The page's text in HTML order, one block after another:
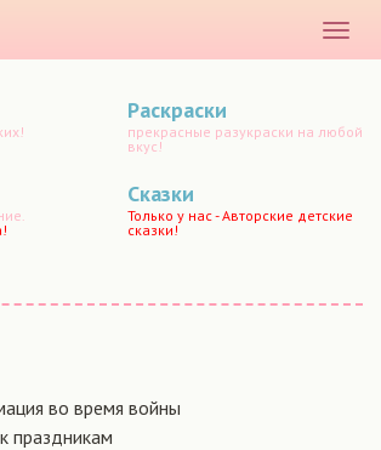
меню
Раскраски
прекрасные разукраски на любой
вкус!
Сказки
Только у нас - Авторские детские
сказки!
во время войны
праздникам